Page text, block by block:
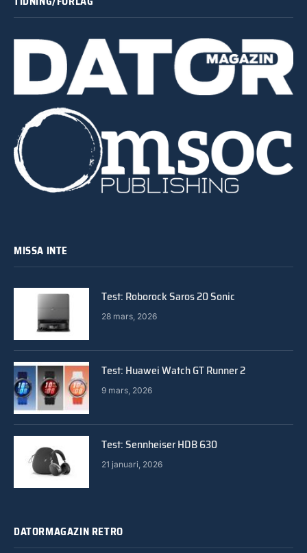
MISSA INTE
Test: Roborock Saros 20 Sonic
28 mars, 2026
Test: Huawei Watch GT Runner 2
9 mars, 2026
Test: Sennheiser HDB 630
21 januari, 2026
DATORMAGAZIN RETRO